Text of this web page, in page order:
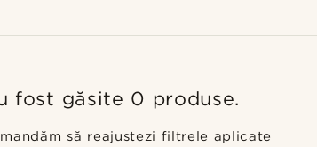
fost găsite 0 produse.
să reajustezi filtrele aplicate